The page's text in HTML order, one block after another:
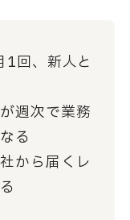
回、新人と
週次で業務
る
から届くレ